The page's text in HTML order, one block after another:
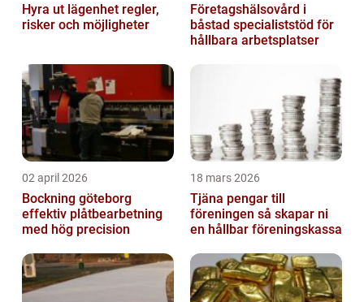
Hyra ut lägenhet regler,
risker och möjligheter
Företagshälsovård i
båstad specialiststöd för
hållbara arbetsplatser
02 april 2026
Bockning göteborg
effektiv plåtbearbetning
med hög precision
18 mars 2026
Tjäna pengar till
föreningen så skapar ni
en hållbar föreningskassa